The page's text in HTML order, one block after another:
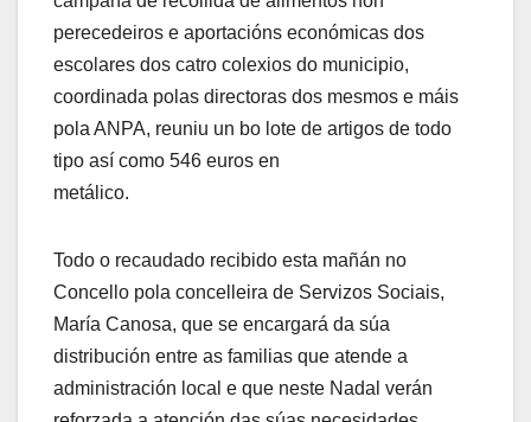
perecedeiros e aportacións económicas dos
escolares dos catro colexios do municipio,
coordinada polas directoras dos mesmos e máis
pola ANPA, reuniu un bo lote de artigos de todo
tipo así como 546 euros en
metálico.
Todo o recaudado recibido esta mañán no
Concello pola concelleira de Servizos Sociais,
María Canosa, que se encargará da súa
distribución entre as familias que atende a
administración local e que neste Nadal verán